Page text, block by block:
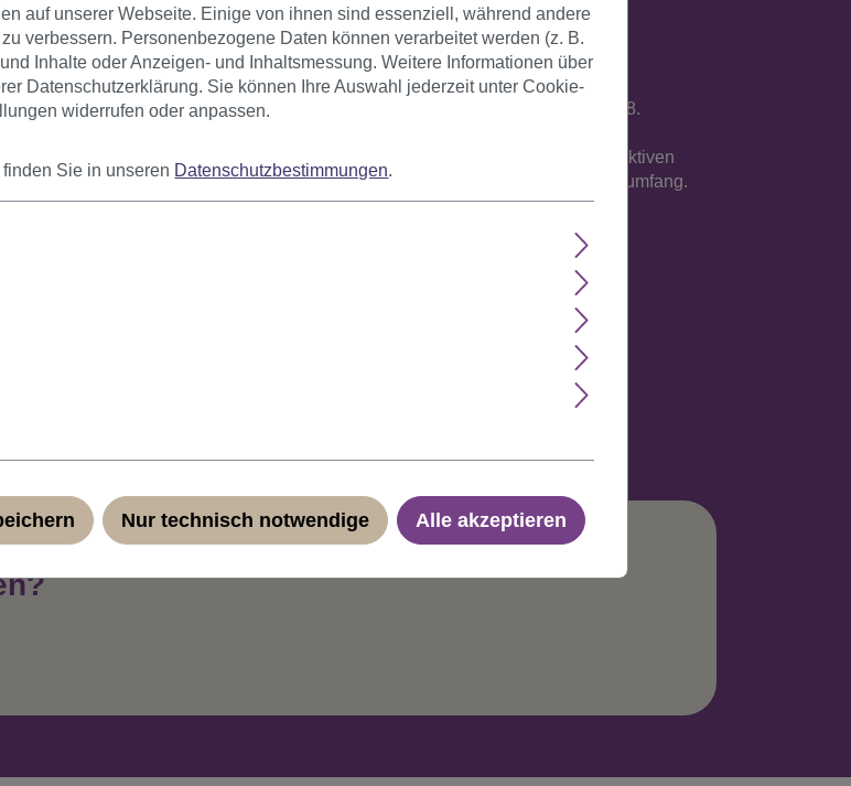
to be loved by you. Boop-boop-a-doop! Länge: ca. 25 cm. Farbcode: P88.
Das geringe Eigengewicht und die Verarbeitung auf einem atmungsaktiven
passt sich die Perücke jeder Kopfgrösse an, maximal jedoch 62 cm Kopfumfang.
auf unserer Webseite. Einige von ihnen sind essenziell, während andere
verbessern. Personenbezogene Daten können verarbeitet werden (z. B.
Inhalte oder Anzeigen- und Inhaltsmessung. Weitere Informationen über
Datenschutzerklärung. Sie können Ihre Auswahl jederzeit unter Cookie-
widerrufen oder anpassen.
Sie in unseren Datenschutzbestimmungen.
Nur technisch notwendige Alle akzeptieren